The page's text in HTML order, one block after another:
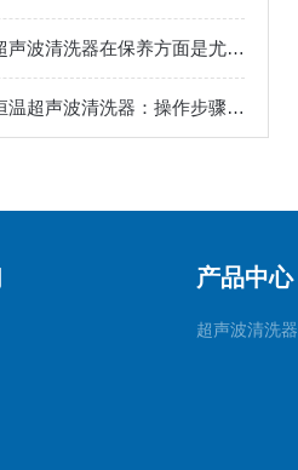
液晶超声波清洗器在保养方面是尤为讲究的
解锁恒温超声波清洗器：操作步骤全梳理，轻松上手不踩坑
产品中心
超声波清洗器